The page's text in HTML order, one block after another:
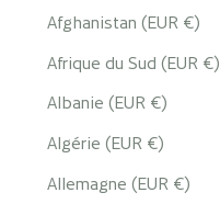
Afghanistan (EUR €)
Afrique du Sud (EUR €)
Albanie (EUR €)
Algérie (EUR €)
Allemagne (EUR €)